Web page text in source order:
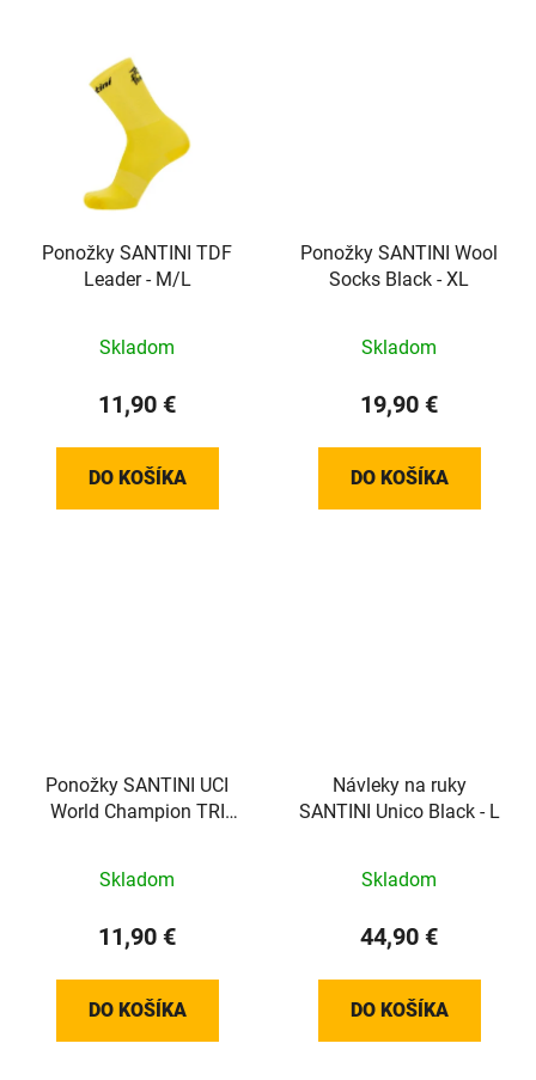
Ponožky SANTINI TDF
Leader - M/L
Skladom
11,90 €
DO KOŠÍKA
Ponožky SANTINI Wool
Socks Black - XL
Skladom
19,90 €
DO KOŠÍKA
Ponožky SANTINI UCI
World Champion TRI
Skladom
11,90 €
DO KOŠÍKA
Návleky na ruky
SANTINI Unico Black - L
Skladom
44,90 €
DO KOŠÍKA